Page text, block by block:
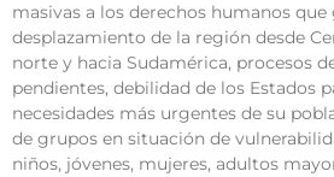
masivas a los derechos humanos
desplazamiento de la región desde
norte y hacia Sudamérica, procesos
pendientes, debilidad de los Estados
necesidades más urgentes de su
de grupos en situación de
niños, jóvenes, mujeres, adultos